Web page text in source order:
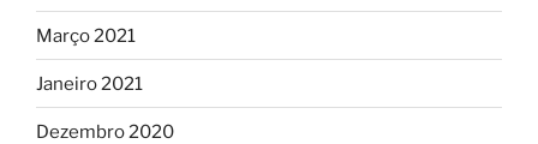
Março 2021
Janeiro 2021
Dezembro 2020